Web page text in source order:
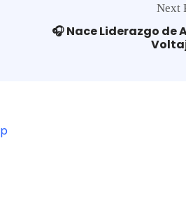
Next
🎧 Nace Liderazgo de